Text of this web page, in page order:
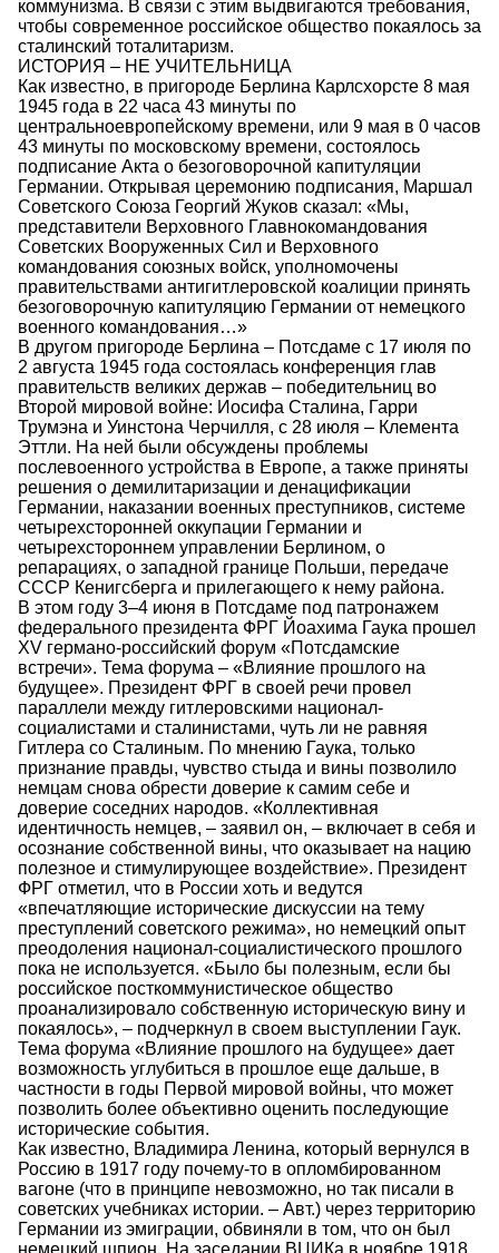
коммунизма. В связи с этим выдвигаются требования,
чтобы современное российское общество покаялось за
сталинский тоталитаризм.
ИСТОРИЯ – НЕ УЧИТЕЛЬНИЦА
Как известно, в пригороде Берлина Карлсхорсте 8 мая
1945 года в 22 часа 43 минуты по
центральноевропейскому времени, или 9 мая в 0 часов
43 минуты по московскому времени, состоялось
подписание Акта о безоговорочной капитуляции
Германии. Открывая церемонию подписания, Маршал
Советского Союза Георгий Жуков сказал: «Мы,
представители Верховного Главнокомандования
Советских Вооруженных Сил и Верховного
командования союзных войск, уполномочены
правительствами антигитлеровской коалиции принять
безоговорочную капитуляцию Германии от немецкого
военного командования…»
В другом пригороде Берлина – Потсдаме с 17 июля по
2 августа 1945 года состоялась конференция глав
правительств великих держав – победительниц во
Второй мировой войне: Иосифа Сталина, Гарри
Трумэна и Уинстона Черчилля, с 28 июля – Клемента
Эттли. На ней были обсуждены проблемы
послевоенного устройства в Европе, а также приняты
решения о демилитаризации и денацификации
Германии, наказании военных преступников, системе
четырехсторонней оккупации Германии и
четырехстороннем управлении Берлином, о
репарациях, о западной границе Польши, передаче
СССР Кенигсберга и прилегающего к нему района.
В этом году 3–4 июня в Потсдаме под патронажем
федерального президента ФРГ Йоахима Гаука прошел
XV германо-российский форум «Потсдамские
встречи». Тема форума – «Влияние прошлого на
будущее». Президент ФРГ в своей речи провел
параллели между гитлеровскими национал-
социалистами и сталинистами, чуть ли не равняя
Гитлера со Сталиным. По мнению Гаука, только
признание правды, чувство стыда и вины позволило
немцам снова обрести доверие к самим себе и
доверие соседних народов. «Коллективная
идентичность немцев, – заявил он, – включает в себя и
осознание собственной вины, что оказывает на нацию
полезное и стимулирующее воздействие». Президент
ФРГ отметил, что в России хоть и ведутся
«впечатляющие исторические дискуссии на тему
преступлений советского режима», но немецкий опыт
преодоления национал-социалистического прошлого
пока не используется. «Было бы полезным, если бы
российское посткоммунистическое общество
проанализировало собственную историческую вину и
покаялось», – подчеркнул в своем выступлении Гаук.
Тема форума «Влияние прошлого на будущее» дает
возможность углубиться в прошлое еще дальше, в
частности в годы Первой мировой войны, что может
позволить более объективно оценить последующие
исторические события.
Как известно, Владимира Ленина, который вернулся в
Россию в 1917 году почему-то в опломбированном
вагоне (что в принципе невозможно, но так писали в
советских учебниках истории. – Авт.) через территорию
Германии из эмиграции, обвиняли в том, что он был